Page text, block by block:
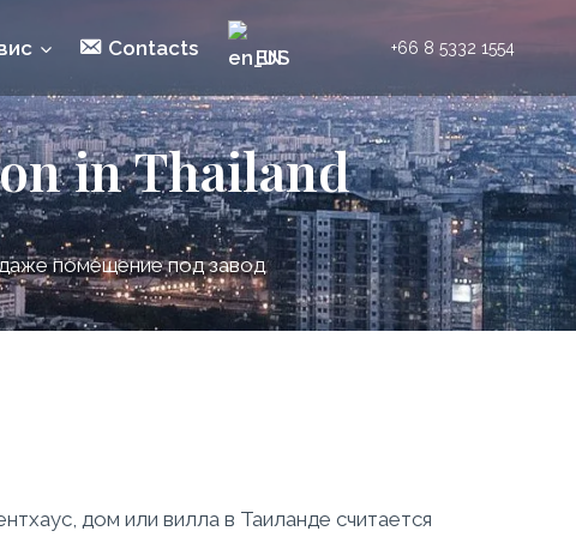
Contacts EN +66 8 5332 1554
in Thailand
даже помещение под завод
дом или вилла в Таиланде считается